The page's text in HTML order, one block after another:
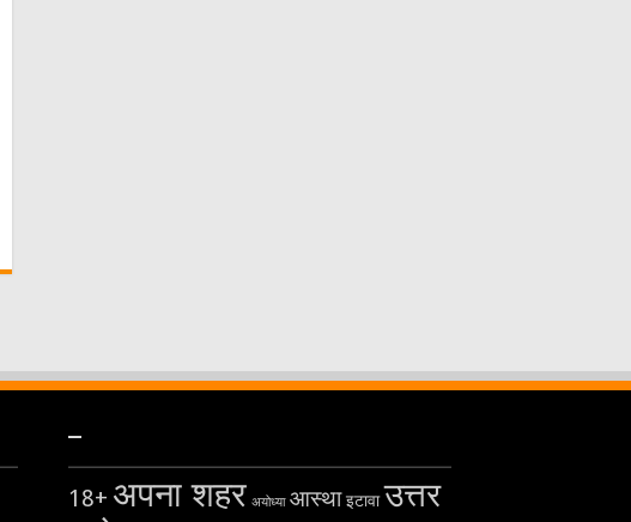
–
18+ अपना शहर अयोध्या आस्था इटावा उत्तर